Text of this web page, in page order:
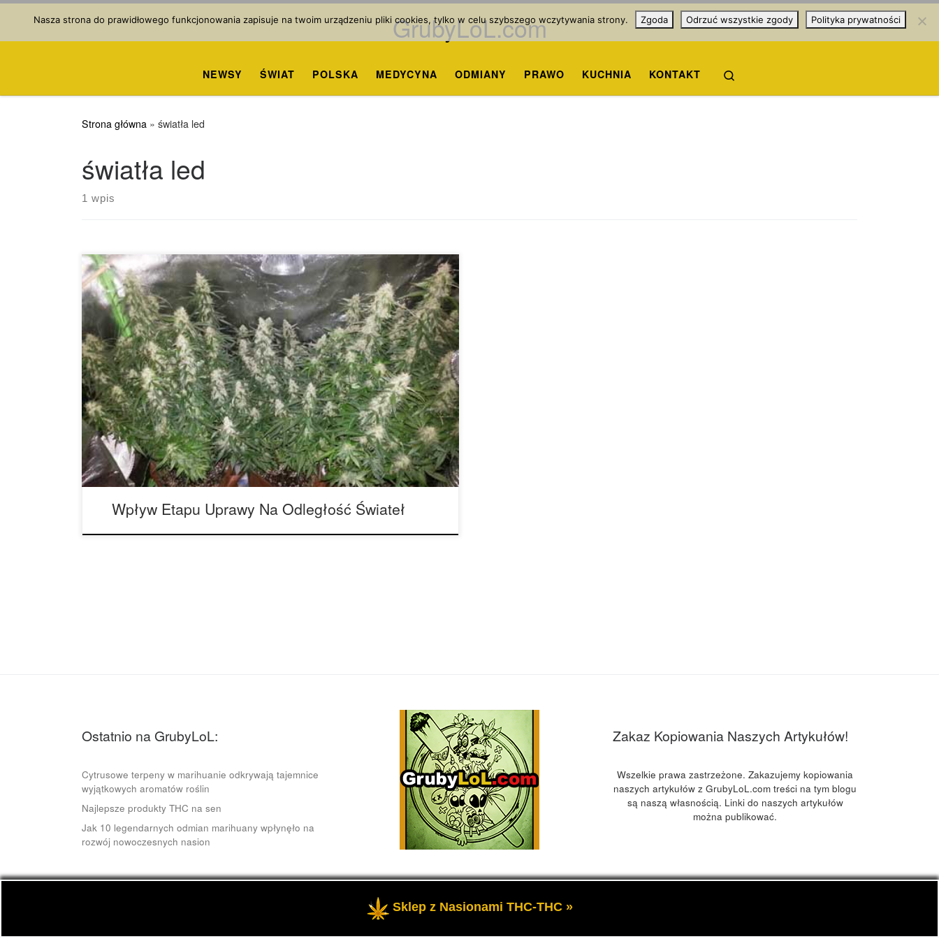
Przejdź do treści GrubyLoL.com
NEWSY ŚWIAT POLSKA MEDYCYNA ODMIANY PRAWO KUCHNIA KONTAKT
Strona główna » światła led
światła led
1 wpis
W jaki sposób etap rozwoju roślin wpływa na odległość świateł? W miarę
rozwoju roślin może być konieczne dostosowanie wysokości światła LED do
wzrostu, aby uwzględnić zarówno wzrost samych roślin, jak i ich zmieniające się
wymagania dotyczące intensywności światła. Jednak wielu hodowców
pozostawia swoje światła na określonej wysokości, woląc dostosować
intensywność […]
Wpływ Etapu Uprawy Na Odległość Świateł
Ostatnio na GrubyLoL:
Cytrusowe terpeny w marihuanie odkrywają tajemnice
wyjątkowych aromatów roślin
Najlepsze produkty THC na sen
Jak 10 legendarnych odmian marihuany wpłynęło na
rozwój nowoczesnych nasion
Zakaz Kopiowania Naszych Artykułów!
Wszelkie prawa zastrzeżone. Zakazujemy kopiowania
naszych artykułów z GrubyLoL.com treści na tym blogu
są naszą własnością. Linki do naszych artykułów
można publikować.
- Przedstawia informacje o marihuanie, czyli cannabis blog, kuchnia konopna i wiele innych.
Nasza strona do prawidłowego funkcjonowania zapisuje na twoim urządzeniu pliki cookies, tylko w celu szybszego wczytywania strony. Zgoda Odrzuć wszystkie zgody Polityka prywatności
Sklep z Nasionami THC-THC »